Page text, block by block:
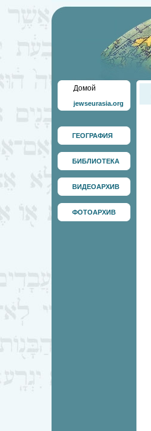
Домой
jewseurasia.org
ГЕОГРАФИЯ
БИБЛИОТЕКА
ВИДЕОАРХИВ
ФОТОАРХИВ